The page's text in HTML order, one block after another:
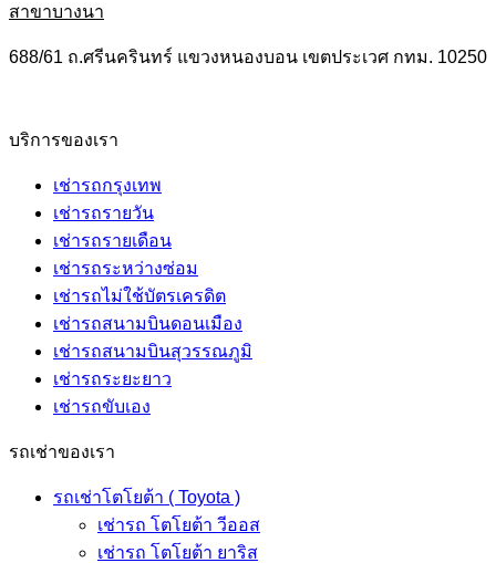
สาขาบางนา
688/61 ถ.ศรีนครินทร์ แขวงหนองบอน เขตประเวศ กทม. 10250
บริการของเรา
เช่ารถกรุงเทพ
เช่ารถรายวัน
เช่ารถรายเดือน
เช่ารถระหว่างซ่อม
เช่ารถไม่ใช้บัตรเครดิต
เช่ารถสนามบินดอนเมือง
เช่ารถสนามบินสุวรรณภูมิ
เช่ารถระยะยาว
เช่ารถขับเอง
รถเช่าของเรา
รถเช่าโตโยต้า ( Toyota )
เช่ารถ โตโยต้า วีออส
เช่ารถ โตโยต้า ยาริส